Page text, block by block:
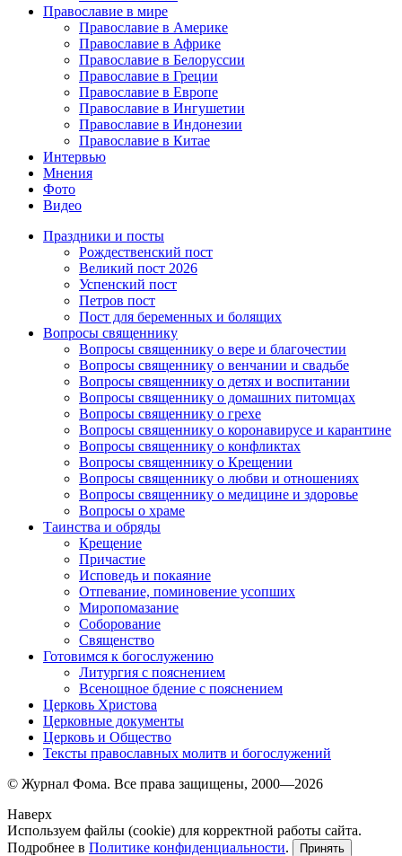
Православие в мире
Православие в Америке
Православие в Африке
Православие в Белоруссии
Православие в Греции
Православие в Европе
Православие в Ингушетии
Православие в Индонезии
Православие в Китае
Интервью
Мнения
Фото
Видео
Праздники и посты
Рождественский пост
Великий пост 2026
Успенский пост
Петров пост
Пост для беременных и болящих
Вопросы священнику
Вопросы священнику о вере и благочестии
Вопросы священнику о венчании и свадьбе
Вопросы священнику о детях и воспитании
Вопросы священнику о домашних питомцах
Вопросы священнику о грехе
Вопросы священнику о коронавирусе и карантине
Вопросы священнику о конфликтах
Вопросы священнику о Крещении
Вопросы священнику о любви и отношениях
Вопросы священнику о медицине и здоровье
Вопросы о храме
Таинства и обряды
Крещение
Причастие
Исповедь и покаяние
Отпевание, поминовение усопших
Миропомазание
Соборование
Священство
Готовимся к богослужению
Литургия с пояснением
Всенощное бдение с пояснением
Церковь Христова
Церковные документы
Церковь и Общество
Тексты православных молитв и богослужений
© Журнал Фома. Все права защищены, 2000—2026
Наверх
Используем файлы (cookie) для корректной работы сайта.
Подробнее в Политике конфиденциальности. Принять